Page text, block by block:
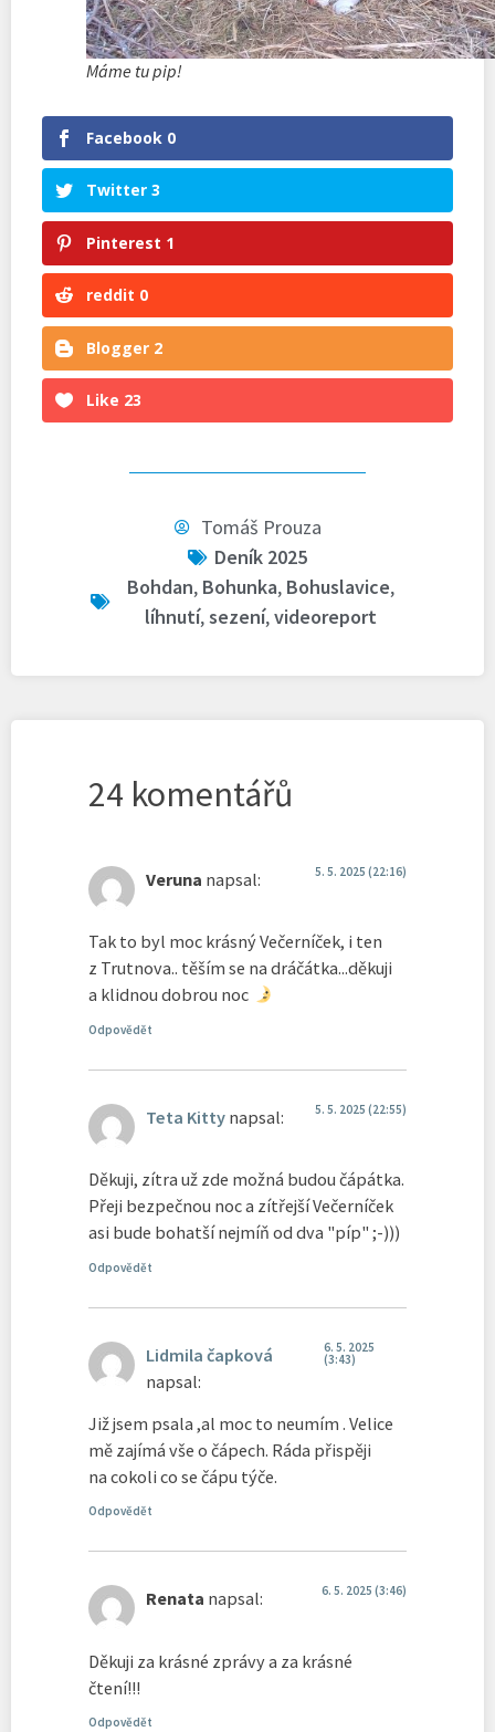
Máme tu pip!
Facebook 0
Twitter 3
Pinterest 1
reddit 0
Blogger 2
Like 23
Tomáš Prouza
Deník 2025
Bohdan, Bohunka, Bohuslavice,
líhnutí,sezení,videoreport
24 komentářů
Veruna napsal: 5. 5. 2025 (22:16)
Tak to byl moc krásný Večerníček, i ten
z Trutnova.. těším se na dráčátka...děkuji
a klidnou dobrou noc
Odpovědět
Teta Kitty napsal: 5. 5. 2025 (22:55)
Děkuji, zítra už zde možná budou čápátka.
Přeji bezpečnou noc a zítřejší Večerníček
asi bude bohatší nejmíň od dva "píp" ;-)))
Odpovědět
Lidmila čapková
napsal:
6. 5. 2025
(3:43)
Již jsem psala ,al moc to neumím . Velice
mě zajímá vše o čápech. Ráda přispěji
na cokoli co se čápu týče.
Odpovědět
Renata napsal: 6. 5. 2025 (3:46)
Děkuji za krásné zprávy a za krásné
čtení!!!
Odpovědět